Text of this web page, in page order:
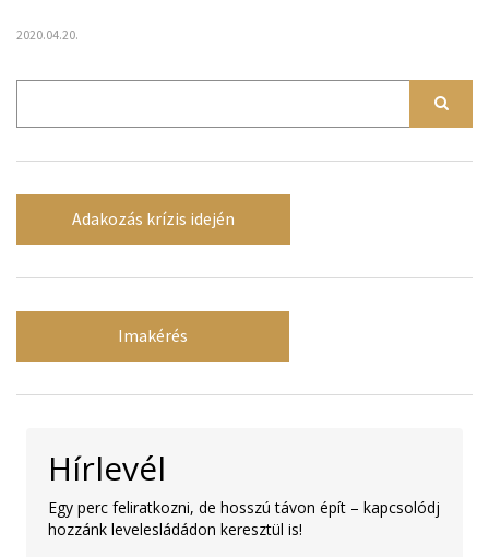
2020.04.20.
Adakozás krízis idején
Imakérés
Hírlevél
Egy perc feliratkozni, de hosszú távon épít – kapcsolódj
hozzánk levelesládádon keresztül is!